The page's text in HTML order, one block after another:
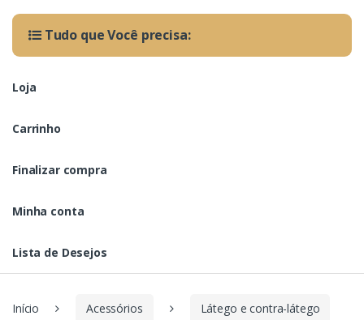
Tudo que Você precisa:
Loja
Carrinho
Finalizar compra
Minha conta
Lista de Desejos
Início Acessórios
Látego e contra-látego